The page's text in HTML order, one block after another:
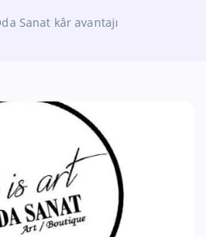
Sanat kâr avantajı